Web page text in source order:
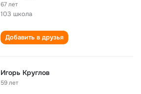
67 лет
103 школа
Добавить в друзья
Игорь Круглов
59 лет